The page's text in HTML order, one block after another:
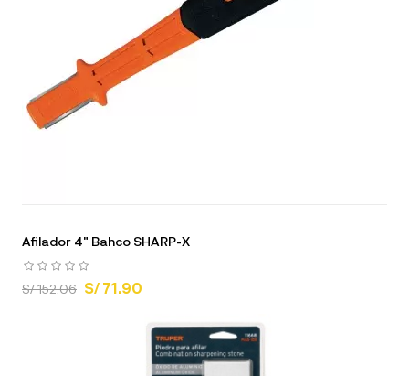
Afilador 4" Bahco SHARP-X
S/ 152.06 S/ 71.90